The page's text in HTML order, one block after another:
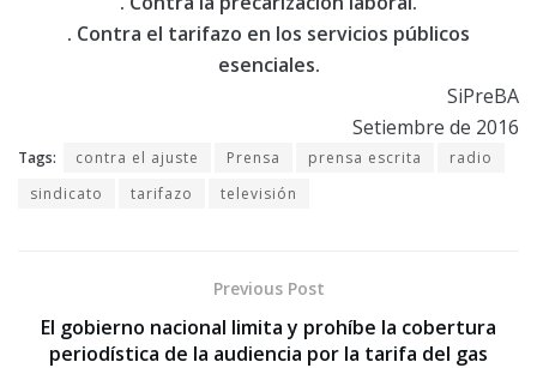
. Contra el tarifazo en los servicios públicos
esenciales.
SiPreBA
Setiembre de 2016
Tags: contra el ajuste Prensa prensa escrita
radio
sindicato
tarifazo televisión
Previous Post
El gobierno nacional limita y prohíbe la cobertura
periodística de la audiencia por la tarifa del gas